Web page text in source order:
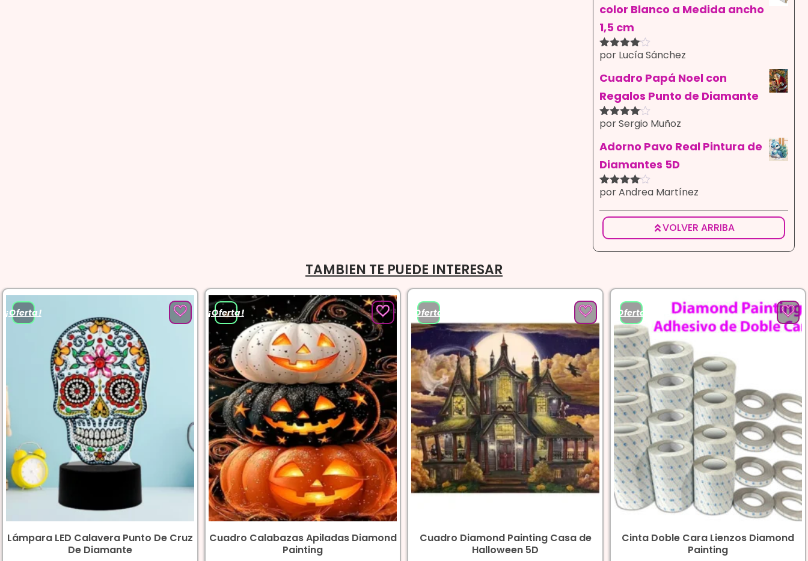
color Blanco a Medida ancho
1,5 cm
Valorado
5
por Lucía Sánchez
Cuadro Papá Noel con
Regalos Punto de Diamante
Valorado
5
por Sergio Muñoz
Adorno Pavo Real Pintura de
Diamantes 5D
Valorado
5
por Andrea Martínez
VOLVER ARRIBA
TAMBIEN TE PUEDE INTERESAR
¡Oferta!
Lámpara LED Calavera Punto De Cruz
De Diamante
¡Oferta!
Cuadro Calabazas Apiladas Diamond
Painting
¡Oferta!
Cuadro Diamond Painting Casa de
Halloween 5D
¡Oferta!
Cinta Doble Cara Lienzos Diamond
Painting